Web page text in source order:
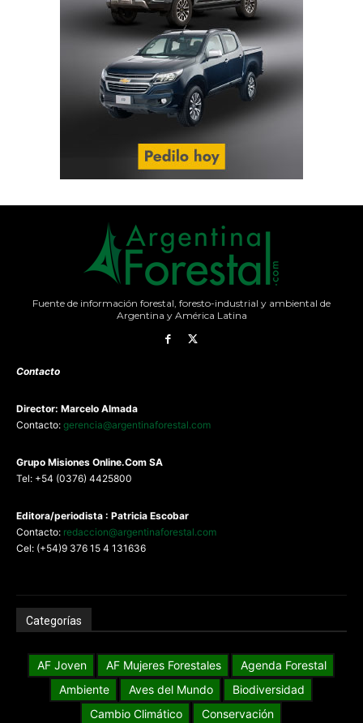
Fuente de información forestal, foresto-industrial y ambiental de
Argentina y América Latina
Contacto
Director: Marcelo Almada
Contacto: gerencia@argentinaforestal.com
Grupo Misiones Online.Com SA
Tel: +54 (0376) 4425800
Editora/periodista : Patricia Escobar
Contacto: redaccion@argentinaforestal.com
Cel: (+54)9 376 15 4 131636
Categorías
AF Joven AF Mujeres Forestales
Agenda Forestal
Ambiente
Aves del Mundo
Biodiversidad
Cambio Climático
Conservación